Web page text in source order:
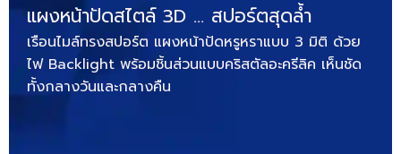
แผงหน้าปัดสไตล์ 3D … สปอร์ตสุดล้ำ
เรือนไมล์ทรงสปอร์ต แผงหน้าปัดหรูหราแบบ 3 มิติ ด้วย
ไฟ Backlight พร้อมชิ้นส่วนแบบคริสตัลอะครีลิค เห็นชัด
ทั้งกลางวันและกลางคืน